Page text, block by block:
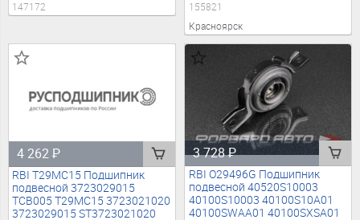
147172
155821
Красноярск
4 262₽
RBI T29MC15 Подшипник
подвесной 3723029015
TCB005 T29MC15 3723021020
3723029015 ST3723021020
3 728₽
RBI O29496G Подшипник
подвесной 40520S10003
40100S10003 40100S10A01
40100SWAA01 40100SXSA01